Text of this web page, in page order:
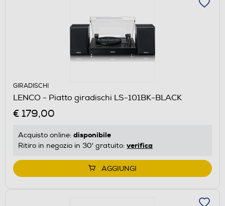
GIRADISCHI
LENCO - Piatto giradischi LS-101BK-BLACK
€ 179,00
Acquisto online: disponibile
Ritiro in negozio in 30' gratuito: verifica
AGGIUNGI